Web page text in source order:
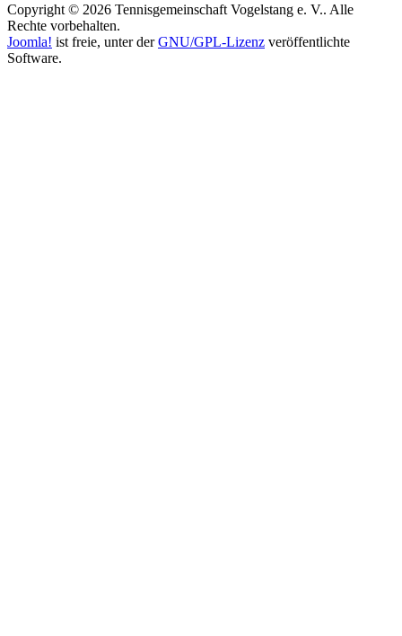
Copyright © 2026 Tennisgemeinschaft Vogelstang e. V.. Alle
Rechte vorbehalten.
Joomla! ist freie, unter derGNU/GPL-Lizenz veröffentlichte
Software.